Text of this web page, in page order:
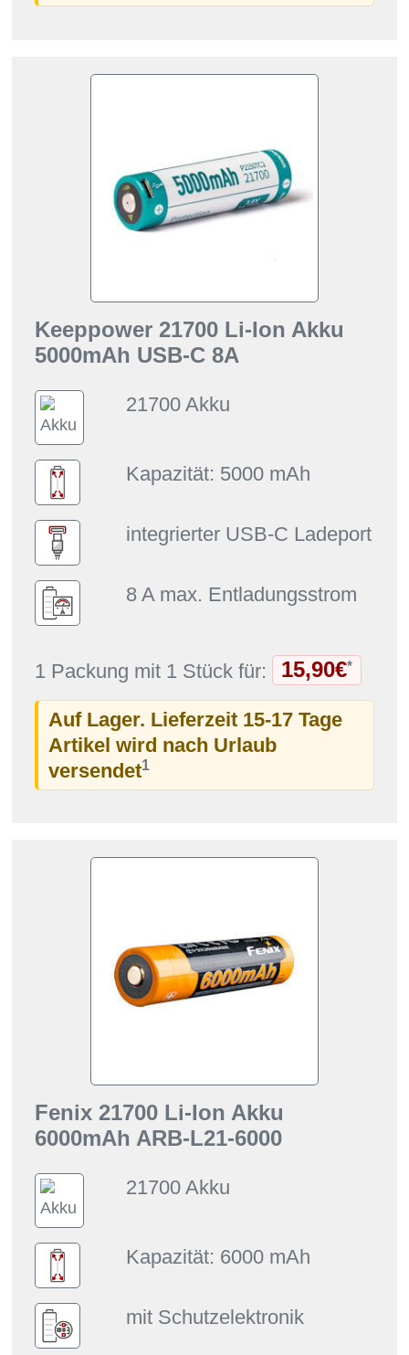
Keeppower 21700 Li-Ion Akku
5000mAh USB-C 8A
21700 Akku
Kapazität: 5000 mAh
integrierter USB-C Ladeport
8 A max. Entladungsstrom
1 Packung mit 1 Stück für: 15,90€*
Auf Lager. Lieferzeit 15-17 Tage
Artikel wird nach Urlaub
versendet1
Fenix 21700 Li-Ion Akku
6000mAh ARB-L21-6000
21700 Akku
Kapazität: 6000 mAh
mit Schutzelektronik